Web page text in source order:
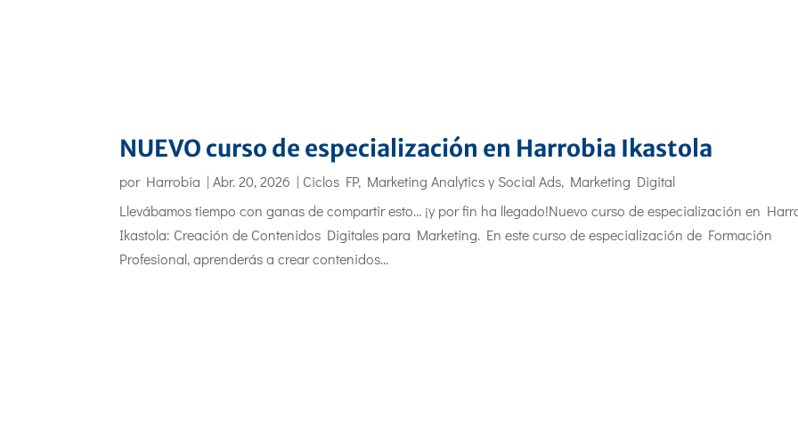
NUEVO curso de especialización en Harrobia Ikastola
por Harrobia |Abr. 20, 2026 | Ciclos FP, Marketing Analytics y Social Ads, Marketing Digital
Llevábamos tiempo con ganas de compartir esto… ¡y por fin ha llegado!Nuevo curso de especialización en
Ikastola: Creación de Contenidos Digitales para Marketing. En este curso de especialización de Formación
Profesional, aprenderás a crear contenidos...